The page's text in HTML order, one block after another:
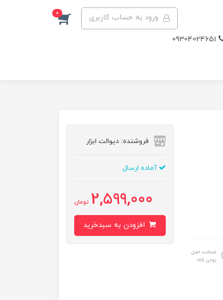
ورود به حساب کاربری 0
ضمانت اصل
بودن کالا
فروشنده: دیوالت ابزار
آماده ارسال
2,599,000 تومان